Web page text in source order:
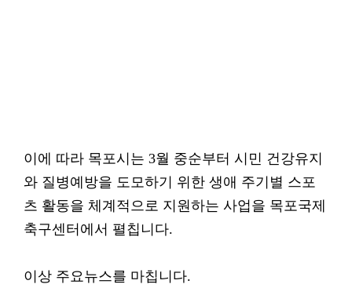
이에 따라 목포시는 3월 중순부터 시민 건강유지
와 질병예방을 도모하기 위한 생애 주기별 스포
츠 활동을 체계적으로 지원하는 사업을 목포국제
축구센터에서 펼칩니다.
이상 주요뉴스를 마칩니다.